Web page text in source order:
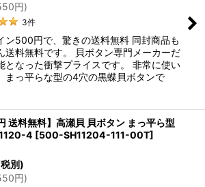
円)
3件
ン500円で、驚きの送料無料 同封商品も
送料無料です。 貝ボタン専門メーカーだ
となった衝撃プライスです。 非常に使い
っ平らな型の4穴の黒蝶貝ボタンで
送料無料】高瀬貝 貝ボタン まっ平ら型
4 [500-SH11204-111-00T]
別)
円)